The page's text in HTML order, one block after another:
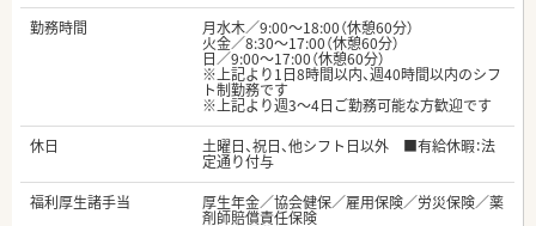
勤務時間
月水木／9:00～18:00（休憩60分）
火金／8:30～17:00（休憩60分）
日／9:00～17:00（休憩60分）
※上記より1日8時間以内、週40時間以内のシフ
ト制勤務です
※上記より週3～4日ご勤務可能な方歓迎です
休日
土曜日、祝日、他シフト日以外 ■有給休暇：法
定通り付与
福利厚生諸手当
厚生年金／協会健保／雇用保険／労災保険／薬
剤師賠償責任保険